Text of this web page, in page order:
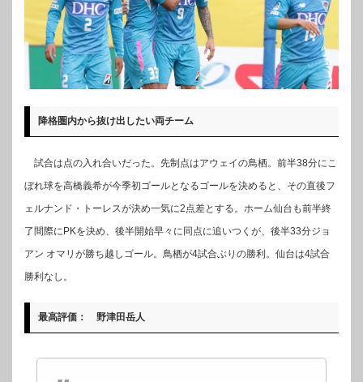
降格圏内から抜け出したい両チーム
試合は点の入れ合いだった。先制点はアウェイの鳥栖。前半38分にこ
ぼれ球を高橋義希が今季初ゴールとなるゴールを決めると、その直後フ
ェルナンド・トーレスが決め一気に2点差とする。ホーム仙台も前半終
了間際にPKを決め、後半開始早々に同点に追いつくが、後半33分ジョ
アン オマリが勝ち越しゴール。鳥栖が4試合ぶりの勝利。仙台は4試合
勝利なし。
最高評価： 野津田岳人